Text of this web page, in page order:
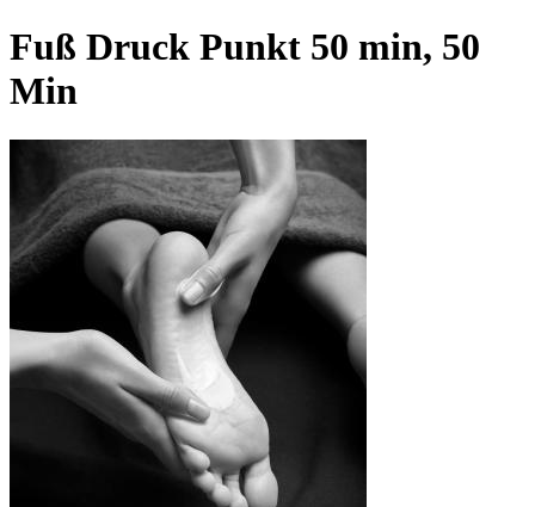
Fuß Druck Punkt 50 min, 50
Min